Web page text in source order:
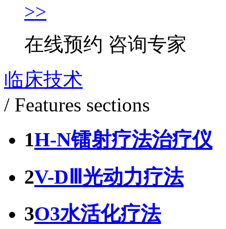
>>
在线预约 咨询专家
临床技术
/ Features sections
1H-N镭射疗法治疗仪
2V-DⅢ光动力疗法
3O3水活化疗法